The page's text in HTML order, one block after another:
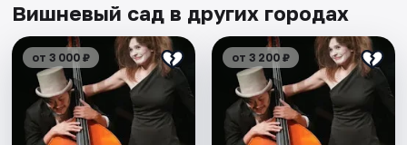
Вишневый сад в других городах
от 3 000 ₽ от 3 200 ₽